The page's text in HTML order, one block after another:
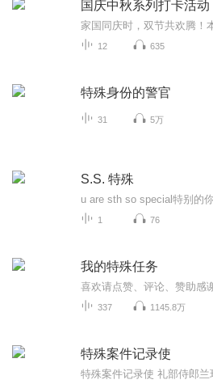
国庆中秋系列打卡活动
12 635
特殊身份的警官
31 5万
S.S. 特殊
u are sth so special特别的
1 76
我的特殊任务
337 1145.8万
特殊案件记录使